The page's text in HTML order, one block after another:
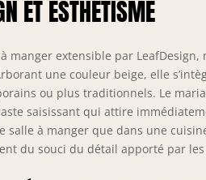
ET ESTHÉTISME
manger extensible par LeafDesign,
une couleur beige, elle
ou plus traditionnels. Le
saisissant qui attire
salle à manger que dans une
du souci du détail apporté par